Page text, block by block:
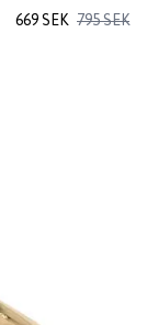
669 SEK 795 SEK